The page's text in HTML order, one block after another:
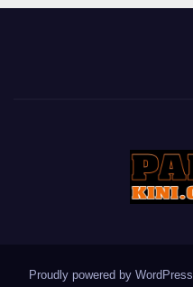
Proudly powered by WordPress